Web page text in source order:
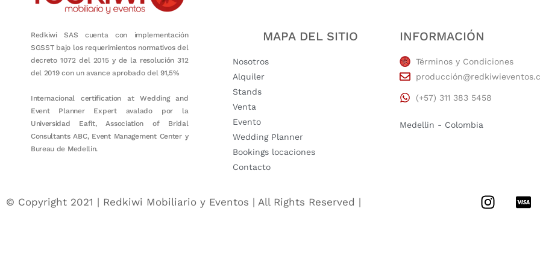
Redkiwi SAS cuenta con implementación
SGSST bajo los requerimientos normativos del
decreto 1072 del 2015 y de la resolución 312
del 2019 con un avance aprobado del 91,5%
Internacional certification at Wedding and
Event Planner Expert avalado por la
Universidad Eafit, Association of Bridal
Consultants ABC, Event Management Center y
Bureau de Medellín.
MAPA DEL SITIO
Nosotros
Alquiler
Stands
Venta
Evento
Wedding Planner
Bookings locaciones
Contacto
INFORMACIÓN
Términos y Condiciones
(+57) 311 383 5458
Medellin - Colombia
© Copyright 2021 | Redkiwi Mobiliario y Eventos | All Rights Reserved |